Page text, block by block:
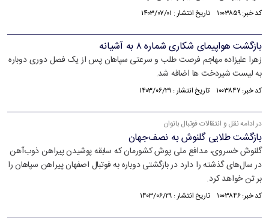
کد خبر: ۱۰۰۳۸۵۹ تاریخ انتشار : ۱۴۰۳/۰۷/۰۱
بازگشت هواپیمای شکاری شماره ۸ به آشیانه
زهرا علیزاده مهاجم فرصت طلب و سرعتی سپاهان پس از یک فصل دوری دوباره
به لیست شیردخت ها اضافه شد.
کد خبر: ۱۰۰۳۸۴۷ تاریخ انتشار : ۱۴۰۳/۰۶/۲۹
در ادامه نقل و انتقالات فوتبال بانوان
بازگشت طلایی گلنوش به نصف‌جهان
گلنوش خسروی، مدافع ملی پوش کشورمان که سابقه پوشیدن پیراهن ذوب‌آهن
در سال‌های گذشته را دارد در بازگشتی دوباره به فوتبال اصفهان پیراهن سپاهان را
بر تن خواهد کرد.
کد خبر: ۱۰۰۳۸۴۶ تاریخ انتشار : ۱۴۰۳/۰۶/۲۹